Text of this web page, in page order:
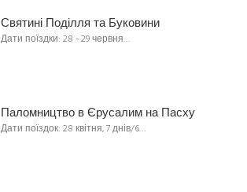
Святині Поділля та Буковини
Дати поїздки: 28 - 29 червня…
Паломництво в Єрусалим на Пасху
Дати поїздок: 28 квітня, 7 днів/6…